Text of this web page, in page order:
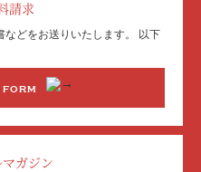
請求
などをお送りいたします。
以下
ガジン